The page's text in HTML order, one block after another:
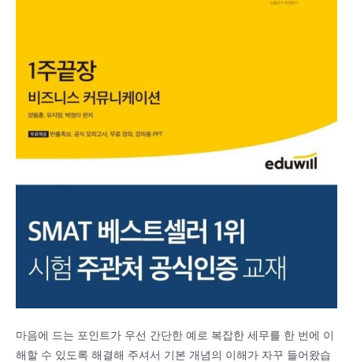
마음에 드는 포인트가 우선 간단한 예로 복잡한 세무를 한 번에 이
해할 수 있도록 해결해 주셔서 기본 개념의 이해가 자꾸 들어왔습